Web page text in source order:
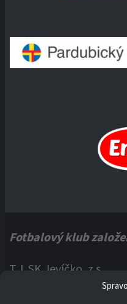
Fotbalový klub
T.J. SK Jevíčko, z.s.